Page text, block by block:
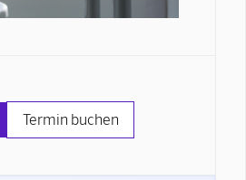
Termin buchen